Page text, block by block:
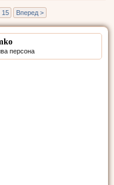
15 Вперед >
персона